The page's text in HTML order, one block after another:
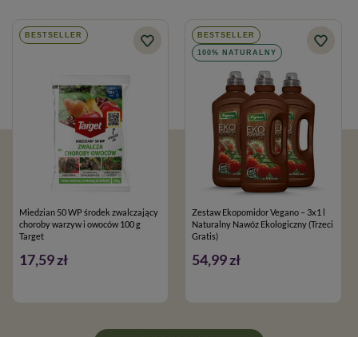
BESTSELLER
Miedzian 50 WP środek zwalczający
choroby warzyw i owoców 100 g
Target
17,59 zł
BESTSELLER
100% NATURALNY
Zestaw Ekopomidor Vegano – 3x1 l
Naturalny Nawóz Ekologiczny (Trzeci
Gratis)
54,99 zł